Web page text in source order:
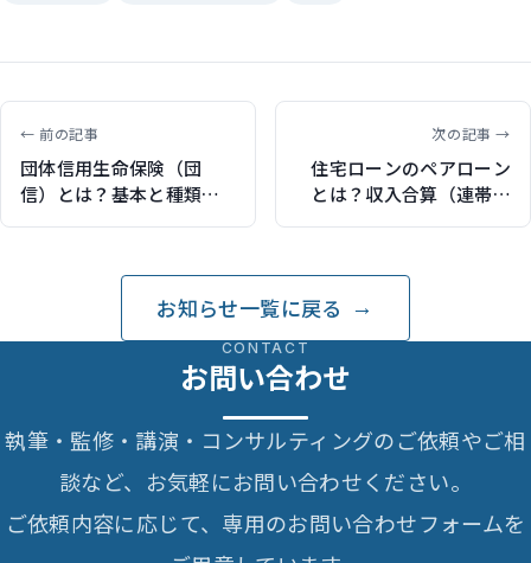
← 前の記事
団体信用生命保険（団
信）とは？基本と種類を
次の記事 →
住宅ローンのペアローン
とは？収入合算（連帯保
ヤで記事執筆）
お知らせ一覧に戻る
CONTACT
お問い合わせ
執筆・監修・講演・コンサルティングのご依頼やご相
談など、お気軽にお問い合わせください。
ご依頼内容に応じて、専用のお問い合わせフォームを